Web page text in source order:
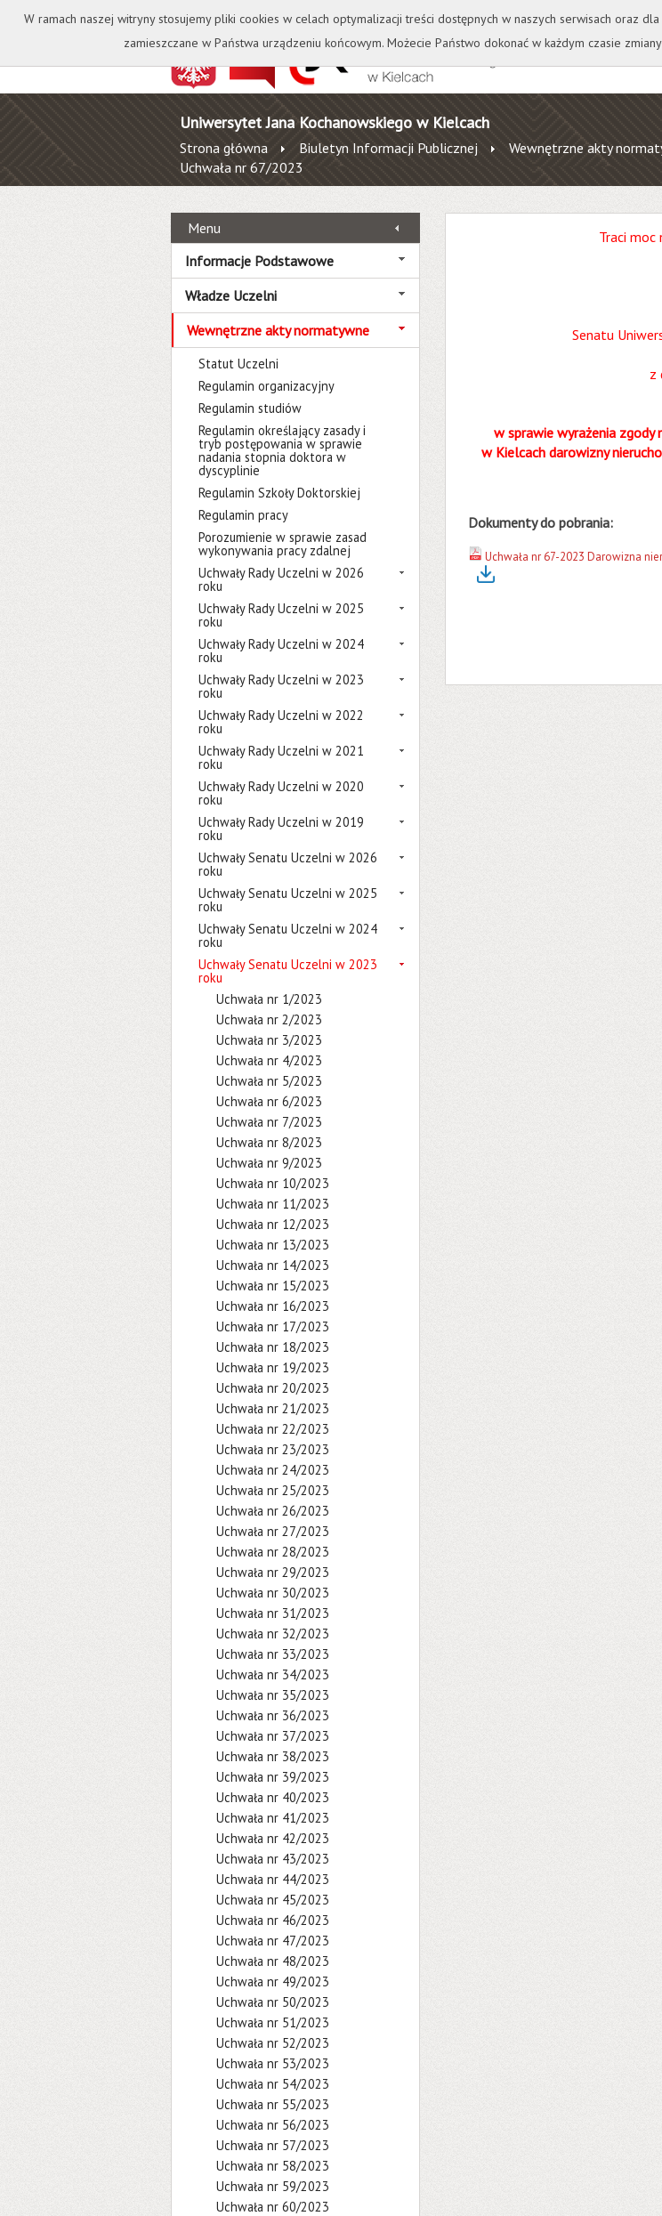
Kontakt Biblioteka Wydawnictwo Wirtualna Uczelnia A
Uniwersytet Jana Kochanowskiego w Kielcach
Strona główna Biuletyn Informacji Publicznej Wewnętrzne akty
Uchwała nr 67/2023
Menu
Informacje Podstawowe
Władze Uczelni
Wewnętrzne akty normatywne
Statut Uczelni
Regulamin organizacyjny
Regulamin studiów
Regulamin określający zasady i
tryb postępowania w sprawie
nadania stopnia doktora w
dyscyplinie
Regulamin Szkoły Doktorskiej
Regulamin pracy
Porozumienie w sprawie zasad
wykonywania pracy zdalnej
Uchwały Rady Uczelni w 2026
roku
Uchwały Rady Uczelni w 2025
roku
Uchwały Rady Uczelni w 2024
roku
Uchwały Rady Uczelni w 2023
roku
Uchwały Rady Uczelni w 2022
roku
Uchwały Rady Uczelni w 2021
roku
Uchwały Rady Uczelni w 2020
roku
Uchwały Rady Uczelni w 2019
roku
Uchwały Senatu Uczelni w 2026
roku
Uchwały Senatu Uczelni w 2025
roku
Uchwały Senatu Uczelni w 2024
roku
Uchwały Senatu Uczelni w 2023
roku
Uchwała nr 1/2023
Uchwała nr 2/2023
Uchwała nr 3/2023
Uchwała nr 4/2023
Uchwała nr 5/2023
Uchwała nr 6/2023
Uchwała nr 7/2023
Uchwała nr 8/2023
Uchwała nr 9/2023
Uchwała nr 10/2023
Uchwała nr 11/2023
Uchwała nr 12/2023
Uchwała nr 13/2023
Uchwała nr 14/2023
Uchwała nr 15/2023
Uchwała nr 16/2023
Uchwała nr 17/2023
Uchwała nr 18/2023
Uchwała nr 19/2023
Uchwała nr 20/2023
Uchwała nr 21/2023
Uchwała nr 22/2023
Uchwała nr 23/2023
Uchwała nr 24/2023
Uchwała nr 25/2023
Uchwała nr 26/2023
Uchwała nr 27/2023
Uchwała nr 28/2023
Uchwała nr 29/2023
Uchwała nr 30/2023
Uchwała nr 31/2023
Uchwała nr 32/2023
Uchwała nr 33/2023
Uchwała nr 34/2023
Uchwała nr 35/2023
Uchwała nr 36/2023
Uchwała nr 37/2023
Uchwała nr 38/2023
Uchwała nr 39/2023
Uchwała nr 40/2023
Uchwała nr 41/2023
Uchwała nr 42/2023
Uchwała nr 43/2023
Uchwała nr 44/2023
Uchwała nr 45/2023
Uchwała nr 46/2023
Uchwała nr 47/2023
Uchwała nr 48/2023
Uchwała nr 49/2023
Uchwała nr 50/2023
Uchwała nr 51/2023
Uchwała nr 52/2023
Uchwała nr 53/2023
Uchwała nr 54/2023
Uchwała nr 55/2023
Uchwała nr 56/2023
Uchwała nr 57/2023
Uchwała nr 58/2023
Uchwała nr 59/2023
Uchwała nr 60/2023
Traci moc
Senatu
z
w sprawie wyrażenia zgody
w Kielcach darowizny
Dokumenty do pobrania:
Uchwała nr 67-2023 Darowizna
W ramach naszej witryny stosujemy pliki cookies w celach optymalizacji treści dostępnych w naszych serwisach oraz
zamieszczane w Państwa urządzeniu końcowym. Możecie Państwo dokonać w każdym czasie